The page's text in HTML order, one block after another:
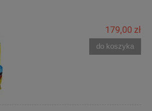
179,00 zł
do koszyka